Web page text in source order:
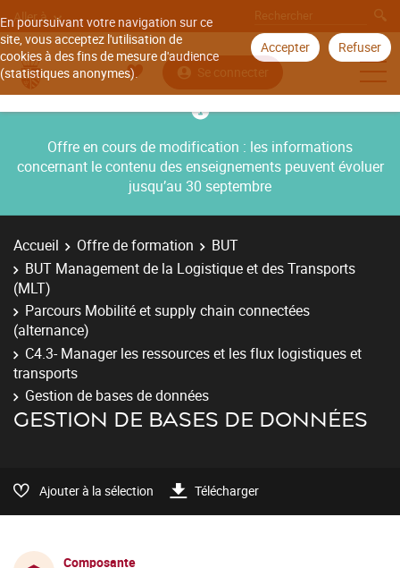
En poursuivant votre navigation sur ce
site, vous acceptez l'utilisation de
cookies à des fins de mesure d'audience
(statistiques anonymes).
Accepter Refuser
Aller à
Se connecter
Offre en cours de modification : les informations
concernant le contenu des enseignements peuvent évoluer
jusqu’au 30 septembre
Accueil Offre de formation
BUT
BUT Management de la Logistique et des Transports
(MLT)
Parcours Mobilité et supply chain connectées
(alternance)
C4.3- Manager les ressources et les flux logistiques et
transports
Gestion de bases de données
GESTION DE BASES DE DONNÉES
Ajouter à la sélection Télécharger
Composante